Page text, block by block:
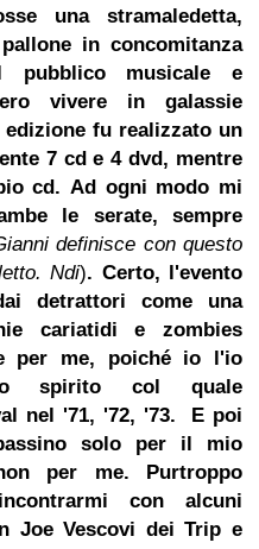
una stramaledetta,
in concomitanza
pubblico musicale e
vivere in galassie
fu realizzato un
7 cd e 4 dvd, mentre
cd. Ad ogni modo mi
le serate, sempre
definisce con questo
Ndi). Certo, l'evento
detrattori come una
cariatidi ezombies
per me, poiché io l'io
spirito col quale
nel '71, '72, '73. E poi
solo per il mio
per me. Purtroppo
con alcuni
Joe Vescovi dei Trip e